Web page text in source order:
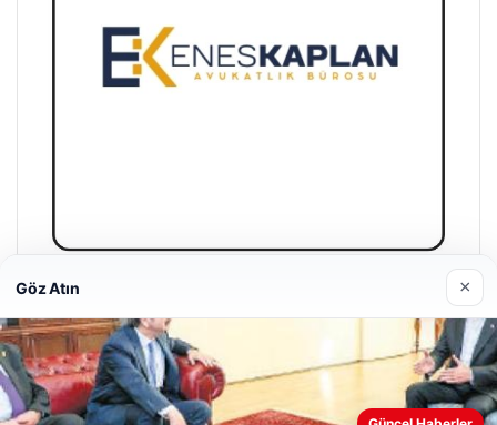
Enes Kaplan Avukatlık Bürosu
28/04/2026
Web sitemizi nasıl kullandığınızı daha iyi anlayabilmek,
Göz Atın ×